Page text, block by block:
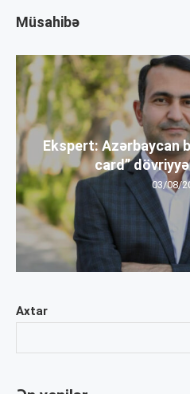
Axtar
Müsahibə
Ekspert: Azərbaycan
card”
03/08/